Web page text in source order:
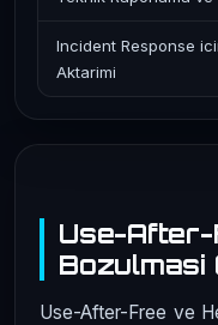
Use-After-
Bozulmasi
Use-After-Free ve
Incident Response
Aktarimi